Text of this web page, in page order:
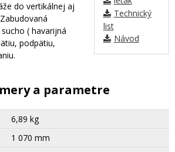
Technický
list
Návod
do vertikálnej aj
( havarijná
podpätiu,
a parametre
6,89 kg
1 070 mm